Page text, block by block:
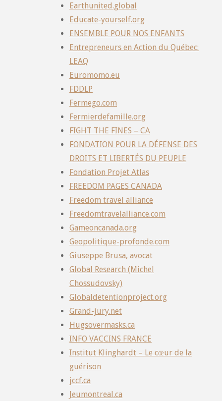
Earthunited.global
Educate-yourself.org
ENSEMBLE POUR NOS ENFANTS
Entrepreneurs en Action du Québec:
LEAQ
Euromomo.eu
FDDLP
Fermego.com
Fermierdefamille.org
FIGHT THE FINES – CA
FONDATION POUR LA DÉFENSE DES
DROITS ET LIBERTÉS DU PEUPLE
Fondation Projet Atlas
FREEDOM PAGES CANADA
Freedom travel alliance
Freedomtravelalliance.com
Gameoncanada.org
Geopolitique-profonde.com
Giuseppe Brusa, avocat
Global Research (Michel
Chossudovsky)
Globaldetentionproject.org
Grand-jury.net
Hugsovermasks.ca
INFO VACCINS FRANCE
Institut Klinghardt – Le cœur de la
guérison
jccf.ca
Jeumontreal.ca